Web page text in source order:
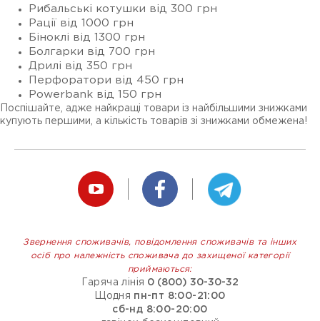
Рибальські котушки від 300 грн
Рації від 1000 грн
Біноклі від 1300 грн
Болгарки від 700 грн
Дрилі від 350 грн
Перфоратори від 450 грн
Powerbank від 150 грн
Поспішайте, адже найкращі товари із найбільшими знижками
купують першими, а кількість товарів зі знижками обмежена!
Звернення споживачів, повідомлення споживачів та інших
осіб про належність споживача до захищеної категорії
приймаються:
Гаряча лінія 0 (800) 30-30-32
Щодня пн-пт 8:00-21:00
сб-нд 8:00-20:00